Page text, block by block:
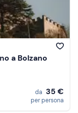
a Bolzano
da 35 €
per persona